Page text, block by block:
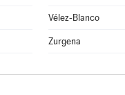
Vélez-Blanco
Zurgena